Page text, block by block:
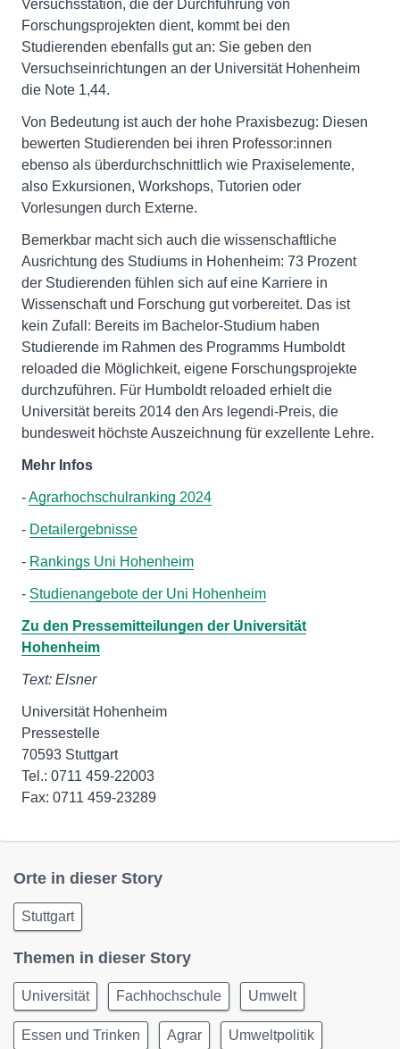
Versuchsstation, die der Durchführung von
Forschungsprojekten dient, kommt bei den
Studierenden ebenfalls gut an: Sie geben den
Versuchseinrichtungen an der Universität Hohenheim
die Note 1,44.
Von Bedeutung ist auch der hohe Praxisbezug: Diesen
bewerten Studierenden bei ihren Professor:innen
ebenso als überdurchschnittlich wie Praxiselemente,
also Exkursionen, Workshops, Tutorien oder
Vorlesungen durch Externe.
Bemerkbar macht sich auch die wissenschaftliche
Ausrichtung des Studiums in Hohenheim: 73 Prozent
der Studierenden fühlen sich auf eine Karriere in
Wissenschaft und Forschung gut vorbereitet. Das ist
kein Zufall: Bereits im Bachelor-Studium haben
Studierende im Rahmen des Programms Humboldt
reloaded die Möglichkeit, eigene Forschungsprojekte
durchzuführen. Für Humboldt reloaded erhielt die
Universität bereits 2014 den Ars legendi-Preis, die
bundesweit höchste Auszeichnung für exzellente Lehre.
Mehr Infos
-Agrarhochschulranking 2024
- Detailergebnisse
- Rankings Uni Hohenheim
- Studienangebote der Uni Hohenheim
Zu den Pressemitteilungen der Universität
Hohenheim
Text: Elsner
Universität Hohenheim
Pressestelle
70593 Stuttgart
Tel.: 0711 459-22003
Fax: 0711 459-23289
Orte in dieser Story
Stuttgart
Themen in dieser Story
Universität Fachhochschule Umwelt
Essen und Trinken Agrar Umweltpolitik